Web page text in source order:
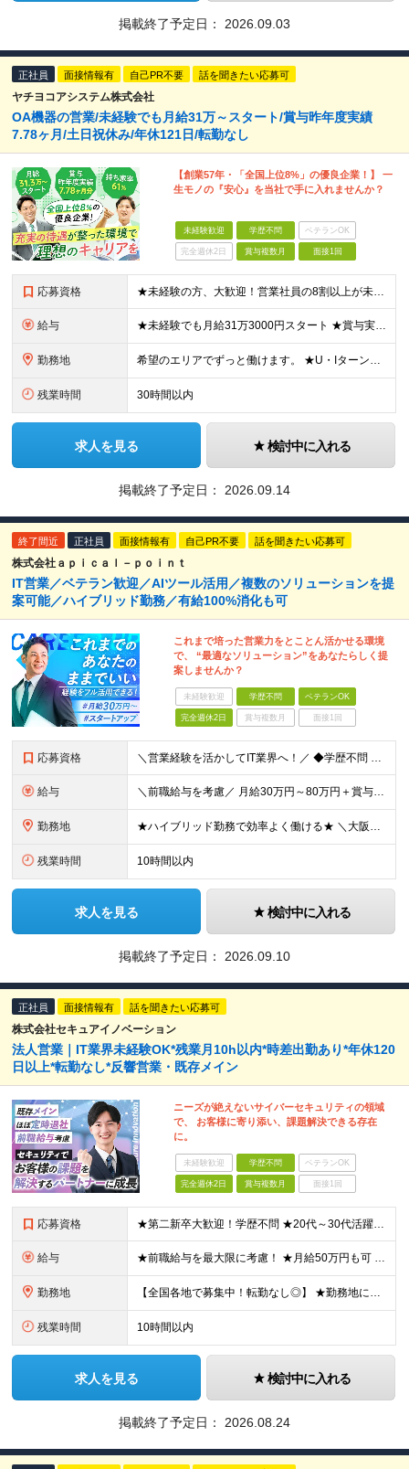
掲載終了予定日： 2026.09.03
正社員 面接情報有 自己PR不要 話を聞きたい応募可
ヤチヨコアシステム株式会社
OA機器の営業/未経験でも月給31万～スタート/賞与昨年度実績
7.78ヶ月/土日祝休み/年休121日/転勤なし
【創業57年・「全国上位8%」の優良企業！】 一
生モノの『安心』を当社で手に入れませんか？
未経験歓迎 学歴不問 ベテランOK
完全週休2日 賞与複数月 面接1回
応募資格 ★未経験の方、大歓迎！営業社員の8割以上が未経験スタートです。 ■学歴不問 ■32歳以下の方（若年層の長期キャリア形成のため） ■第二新卒／社会人経験不問 ＼こんな方を歓迎します！／ □チームで協力
給与 ★未経験でも月給31万3000円スタート ★賞与実績7.78ヶ月分（昨年度） 月給31万3000円～36万5000円（一律営業手当含む）＋販売奨励金＋賞与年2回 ☆入社1～3年目では最高月収40万～
勤務地 希望のエリアでずっと働けます。 ★U・Iターン大歓迎！ ★特に「岡山・広島・福岡・名古屋・横浜」は採用強化中です！ 【東北】 ■東北支店 宮城県仙台市若林区卸町2-1-19 【関東】 ■横浜営業所
残業時間 30時間以内
求人を見る 検討中に入れる
掲載終了予定日： 2026.09.14
終了間近 正社員 面接情報有 自己PR不要 話を聞きたい応募可
株式会社ａｐｉｃａｌ－ｐｏｉｎｔ
IT営業／ベテラン歓迎／AIツール活用／複数のソリューションを提
案可能／ハイブリッド勤務／有給100%消化も可
これまで培った営業力をとことん活かせる環境
で、 “最適なソリューション”をあなたらしく提
案しませんか？
未経験歓迎 学歴不問 ベテランOK
完全週休2日 賞与複数月 面接1回
応募資格 ＼営業経験を活かしてIT業界へ！／ ◆学歴不問 ◆何らかの法人営業経験をお持ちの方（業界不問） ＜こんな方をお待ちしております！＞ ◎「決まった商材・トーク」ではなく、自分で売り方を考えたい方 ◎営
給与 ＼前職給与を考慮／ 月給30万円～80万円＋賞与（業績による） ※スキルや経験により決定いたします ※固定残業代（月30時間分／5万5102円～）を含みます。超過分は別途支給いたします ※試用期間6
勤務地 ★ハイブリッド勤務で効率よく働ける★ ＼大阪本社募集！北浜駅より徒歩1分の好アクセスオフィス／ 【本社】 大阪府大阪市中央区高麗橋2-2-7 東栄ビル403 (変更の範囲)上記を除く当社関連勤務地
残業時間 10時間以内
求人を見る 検討中に入れる
掲載終了予定日： 2026.09.10
正社員 面接情報有 話を聞きたい応募可
株式会社セキュアイノベーション
法人営業｜IT業界未経験OK*残業月10h以内*時差出勤あり*年休120
日以上*転勤なし*反響営業・既存メイン
ニーズが絶えないサイバーセキュリティの領域
で、 お客様に寄り添い、課題解決できる存在
に。
未経験歓迎 学歴不問 ベテランOK
完全週休2日 賞与複数月 面接1回
応募資格 ★第二新卒大歓迎！学歴不問 ★20代～30代活躍中 ◆下記いずれかの経験をお持ちの方 ・法人営業の経験（目安1年以上） ・IT・セキュリティ領域の経験（下記を想定） ‐ 書籍・Web等で自主的に学
給与 ★前職給与を最大限に考慮！ ★月給50万円も可 ★1回の昇給で最大20％アップ！ ■月給25万円～50万円＋各種手当＋賞与年2回 ※給与は経験やスキル、前職給与を充分考慮し、面談の上で決定します ※
勤務地 【全国各地で募集中！転勤なし◎】 ★勤務地によってはマイカー・自転車通勤OK ■沖縄本社 沖縄県那覇市上之屋1丁目18番36号 沖縄映像センタービル3F ★天久りうぼうの目の前です！ ■東京オフィ
残業時間 10時間以内
求人を見る 検討中に入れる
掲載終了予定日： 2026.08.24